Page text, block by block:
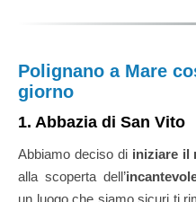
Polignano a Mare
giorno
1. Abbazia di San Vito
Abbiamo deciso di iniziare il
alla scoperta dell’